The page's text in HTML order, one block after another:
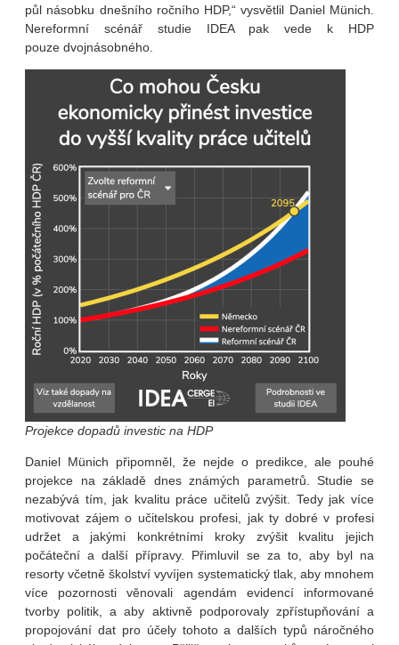
půl násobku dnešního ročního HDP,“ vysvětlil Daniel Münich.
Nereformní scénář studie IDEA pak vede k HDP
pouze dvojnásobného.
Projekce dopadů investic na HDP
Daniel Münich připomněl, že nejde o predikce, ale pouhé
projekce na základě dnes známých parametrů. Studie se
nezabývá tím, jak kvalitu práce učitelů zvýšit. Tedy jak více
motivovat zájem o učitelskou profesi, jak ty dobré v profesi
udržet a jakými konkrétními kroky zvýšit kvalitu jejich
počáteční a další přípravy. Přimluvil se za to, aby byl na
resorty včetně školství vyvíjen systematický tlak, aby mnohem
více pozornosti věnovali agendám evidencí informované
tvorby politik, a aby aktivně podporovaly zpřístupňování a
propojování dat pro účely tohoto a dalších typů náročného